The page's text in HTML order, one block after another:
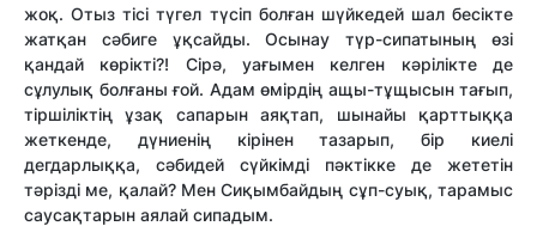
жоқ. Отыз тісі түгел түсіп болған шүйкедей шал бесікте
жатқан сәбиге ұқсайды. Осынау түр-сипатының өзі
қандай көрікті?! Сірә, уағымен келген кәрілікте де
сұлулық болғаны ғой. Адам өмірдің ащы-тұщысын тағып,
тіршіліктің ұзақ сапарын аяқтап, шынайы қарттыққа
жеткенде, дүниенің кірінен тазарып, бір киелі
дегдарлыққа, сәбидей сүйкімді пәктікке де жететін
тәрізді ме, қалай? Мен Сиқымбайдың сұп-суық, тарамыс
саусақтарын аялай сипадым.